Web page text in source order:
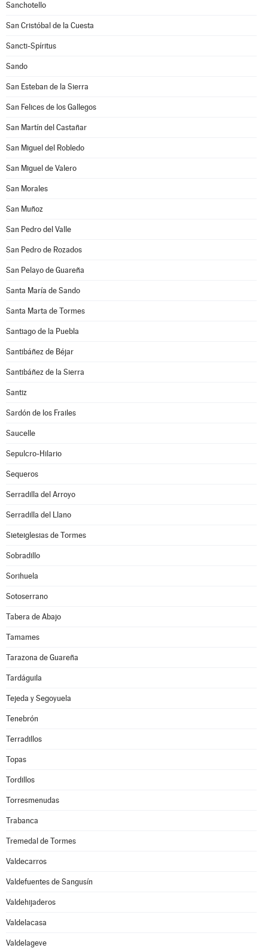
Sanchotello
San Cristóbal de la Cuesta
Sancti-Spíritus
Sando
San Esteban de la Sierra
San Felices de los Gallegos
San Martín del Castañar
San Miguel del Robledo
San Miguel de Valero
San Morales
San Muñoz
San Pedro del Valle
San Pedro de Rozados
San Pelayo de Guareña
Santa María de Sando
Santa Marta de Tormes
Santiago de la Puebla
Santibáñez de Béjar
Santibáñez de la Sierra
Santiz
Sardón de los Frailes
Saucelle
Sepulcro-Hilario
Sequeros
Serradilla del Arroyo
Serradilla del Llano
Sieteiglesias de Tormes
Sobradillo
Sorihuela
Sotoserrano
Tabera de Abajo
Tamames
Tarazona de Guareña
Tardáguila
Tejeda y Segoyuela
Tenebrón
Terradillos
Topas
Tordillos
Torresmenudas
Trabanca
Tremedal de Tormes
Valdecarros
Valdefuentes de Sangusín
Valdehijaderos
Valdelacasa
Valdelageve